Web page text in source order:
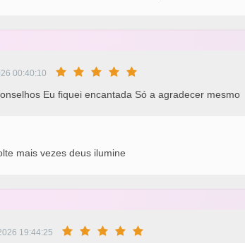
00:40:10
Eu fiquei encantada Só a agradecer mesmo
mais vezes deus ilumine
19:44:25